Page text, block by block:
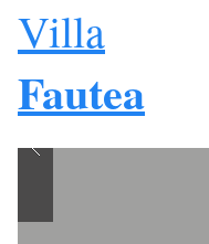
Villa
Fautea